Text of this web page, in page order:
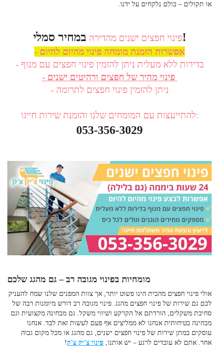
או תקולים – כולם נלקחים על ידנו.
פינוי חפצים ישנים מהדירהבמחיר סמלי!
- אפשרות הזמנת מומחה פינוי מהיום להיום
- בדירות ללא מעלית ניתן להזמין פינוי חפצים עם מנוף
- פינוי מהיר של חפצים ורהיטים ישנים
- ניתן להזמין פינוי חפצים לתרומה
להתייעצות עם המומחים שלנו והזמנת שירות חייגו:
053-356-3029
מומחיות בפינוי מגובה רב – גם מהגג שלכם
אולי פינוי חפצים מהבית הינו פשוט יותר, אך צוות המפנים שלנו שמח להעניק
לכם גם שירות של פינוי חפצים מהגג . פינוי מגובה רב דורש מיומנות רבה של
סחיבת משקלים, הורדתם אל הקרקע ושיווי משקל. גם מבחינה מקצועית וגם
מבחינה בטיחותית אנחנו לא ממליצים אף פעם לעשות זאת לבד. אנחנו
עוסקים במתן שירות של פינוי חפצים ישנים , גם מהגג או מכל מקום גבוה
אחר. אתם לא עובדים לרגע – יש אותנו, פינוי צ'יק צ'ק!